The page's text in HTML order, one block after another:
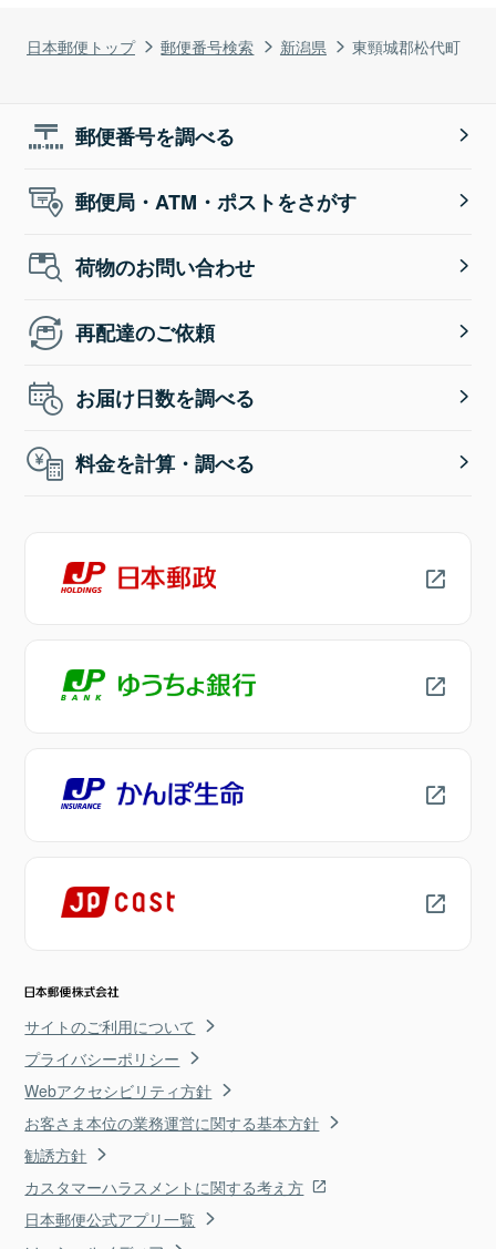
日本郵便トップ 郵便番号検索 新潟県 東頸城郡松代町
郵便番号を調べる
郵便局・ATM・ポストをさがす
荷物のお問い合わせ
再配達のご依頼
お届け日数を調べる
料金を計算・調べる
サイトのご利用について
プライバシーポリシー
Webアクセシビリティ方針
お客さま本位の業務運営に関する基本方針
勧誘方針
カスタマーハラスメントに関する考え方
日本郵便公式アプリ一覧